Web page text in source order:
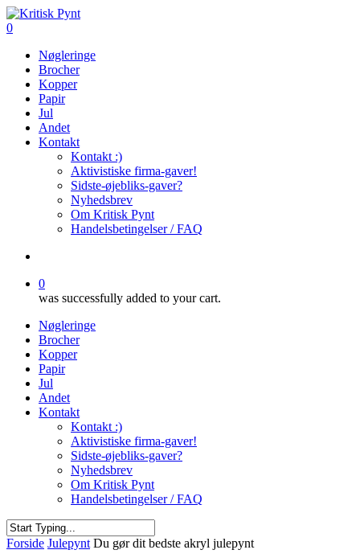
Skip
to
content
search
0
Nøgleringe
Brocher
Kopper
Papir
Jul
Andet
Kontakt
Kontakt :)
Aktivistiske firma-gaver!
Sidste-øjebliks-gaver?
Nyhedsbrev
Om Kritisk Pynt
Handelsbetingelser / FAQ
0
was successfully added to your cart.
Nøgleringe
Brocher
Kopper
Papir
Jul
Andet
Kontakt
Kontakt :)
Aktivistiske firma-gaver!
Sidste-øjebliks-gaver?
Nyhedsbrev
Om Kritisk Pynt
Handelsbetingelser / FAQ
Close
Forside Julepynt Du gør dit bedste akryl julepynt